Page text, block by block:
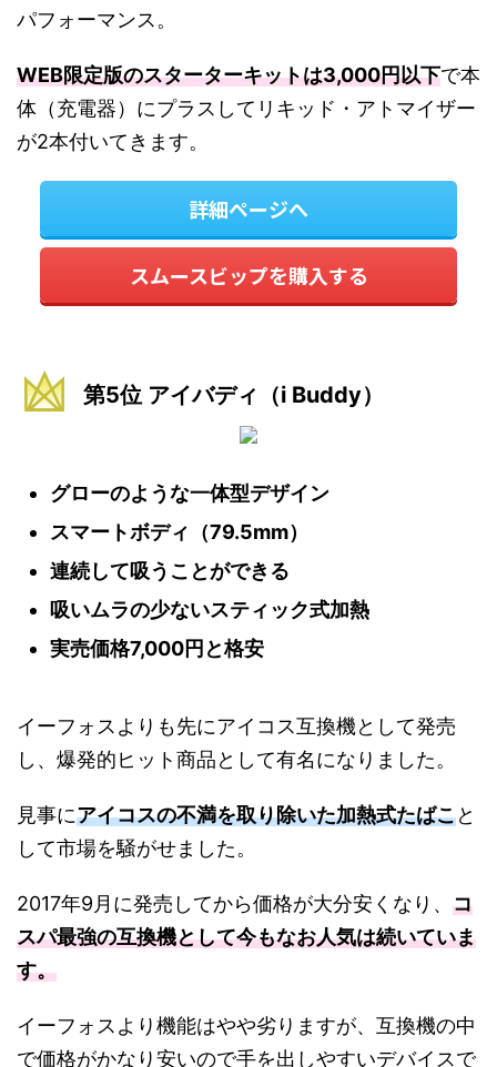
パフォーマンス。
WEB限定版のスターターキットは3,000円以下で本
体（充電器）にプラスしてリキッド・アトマイザー
が2本付いてきます。
詳細ページへ
スムースビップを購入する
第5位 アイバディ（i Buddy）
グローのような一体型デザイン
スマートボディ（79.5mm）
連続して吸うことができる
吸いムラの少ないスティック式加熱
実売価格7,000円と格安
イーフォスよりも先にアイコス互換機として発売
し、爆発的ヒット商品として有名になりました。
見事にアイコスの不満を取り除いた加熱式たばこと
して市場を騒がせました。
2017年9月に発売してから価格が大分安くなり、 コ
スパ最強の互換機として今もなお人気は続いていま
す。
イーフォスより機能はやや劣りますが、互換機の中
で価格がかなり安いので手を出しやすいデバイスで